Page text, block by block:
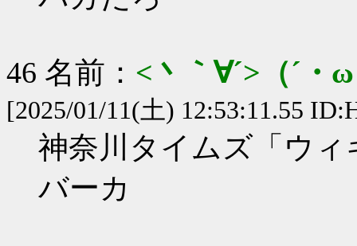
46 名前： <丶｀∀´>（´
[2025/01/11(土) 12:53:11.55
神奈川タイムズ「ウ
バーカ